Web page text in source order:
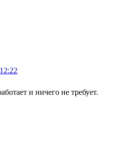
и ничего не требует.